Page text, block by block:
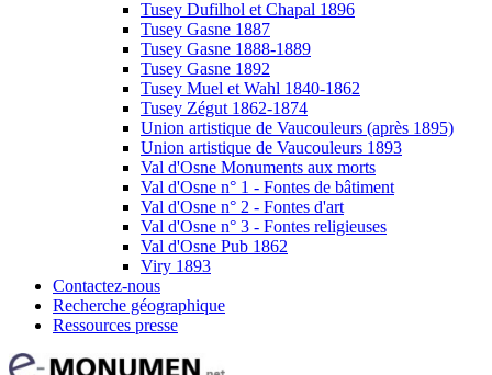
Tusey Dufilhol et Chapal 1896
Tusey Gasne 1887
Tusey Gasne 1888-1889
Tusey Gasne 1892
Tusey Muel et Wahl 1840-1862
Tusey Zégut 1862-1874
Union artistique de Vaucouleurs (après 1895)
Union artistique de Vaucouleurs 1893
Val d'Osne Monuments aux morts
Val d'Osne n° 1 - Fontes de bâtiment
Val d'Osne n° 2 - Fontes d'art
Val d'Osne n° 3 - Fontes religieuses
Val d'Osne Pub 1862
Viry 1893
Contactez-nous
Recherche géographique
Ressources presse